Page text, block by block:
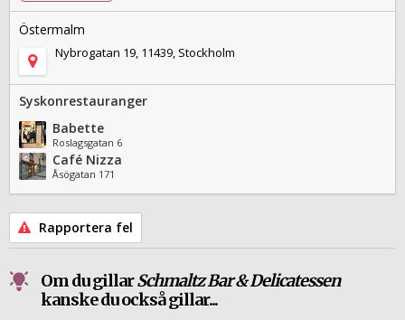
Östermalm
Nybrogatan 19, 11439, Stockholm
Syskonrestauranger
Babette
Roslagsgatan 6
Café Nizza
Åsögatan 171
Rapportera fel
Om du gillarSchmaltz Bar & Delicatessen
kanske du också gillar...